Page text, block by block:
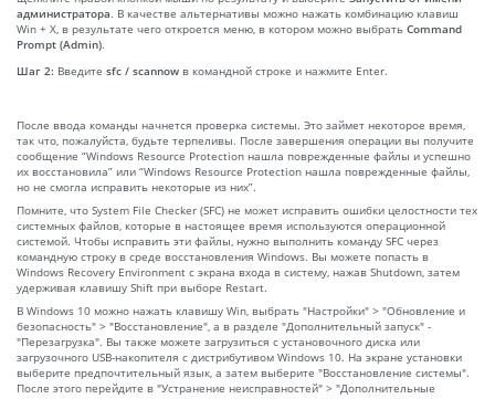
администратора. В качестве альтернативы можно нажать комбинацию клавиш
Win + X, в результате чего откроется меню, в котором можно выбрать Command
Prompt (Admin).
Шаг 2: Введите sfc / scannow в командной строке и нажмите Enter.
После ввода команды начнется проверка системы. Это займет некоторое время,
так что, пожалуйста, будьте терпеливы. После завершения операции вы получите
сообщение “Windows Resource Protection нашла поврежденные файлы и успешно
их восстановила” или “Windows Resource Protection нашла поврежденные файлы,
но не смогла исправить некоторые из них”.
Помните, что System File Checker (SFC) не может исправить ошибки целостности тех
системных файлов, которые в настоящее время используются операционной
системой. Чтобы исправить эти файлы, нужно выполнить команду SFC через
командную строку в среде восстановления Windows. Вы можете попасть в
Windows Recovery Environment с экрана входа в систему, нажав Shutdown, затем
удерживая клавишу Shift при выборе Restart.
В Windows 10 можно нажать клавишу Win, выбрать "Настройки" > "Обновление и
безопасность" > "Восстановление", а в разделе "Дополнительный запуск" -
"Перезагрузка". Вы также можете загрузиться с установочного диска или
загрузочного USB-накопителя с дистрибутивом Windows 10. На экране установки
выберите предпочтительный язык, а затем выберите "Восстановление системы".
После этого перейдите в "Устранение неисправностей" > "Дополнительные